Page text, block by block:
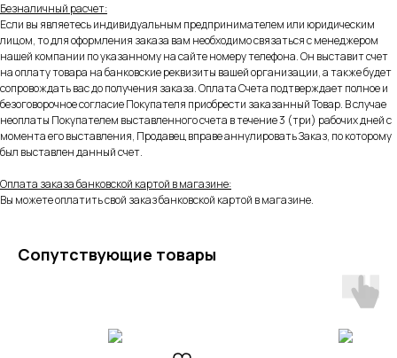
Безналичный расчет:
Если вы являетесь индивидуальным предпринимателем или юридическим
лицом, то для оформления заказа вам необходимо связаться с менеджером
нашей компании по указанному на сайте номеру телефона. Он выставит счет
на оплату товара на банковские реквизиты вашей организации, а также будет
сопровождать вас до получения заказа. Оплата Счета подтверждает полное и
безоговорочное согласие Покупателя приобрести заказанный Товар. В случае
неоплаты Покупателем выставленного счета в течение 3 (три) рабочих дней с
момента его выставления, Продавец вправе аннулировать Заказ, по которому
был выставлен данный счет.
Оплата заказа банковской картой в магазине:
Вы можете оплатить свой заказ банковской картой в магазине.
Сопутствующие товары